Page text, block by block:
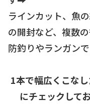
ラインカット、魚
の開封など、複数
防釣りやランガン
1本で幅広くこな
にチェックして